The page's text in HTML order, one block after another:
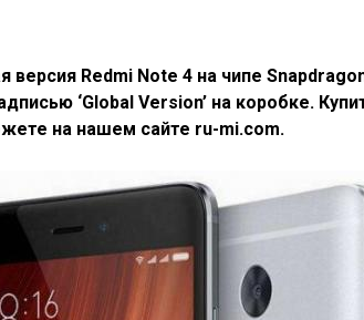
версия Redmi Note 4 на чипе
‘Global Version’ на коробке.
на нашем сайте ru-mi.com.